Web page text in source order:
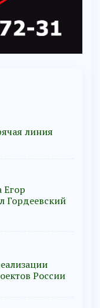
линия
Егор
Гордеевский
России